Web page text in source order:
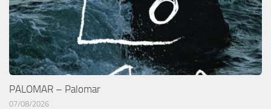
PALOMAR – Palomar
07/08/2026